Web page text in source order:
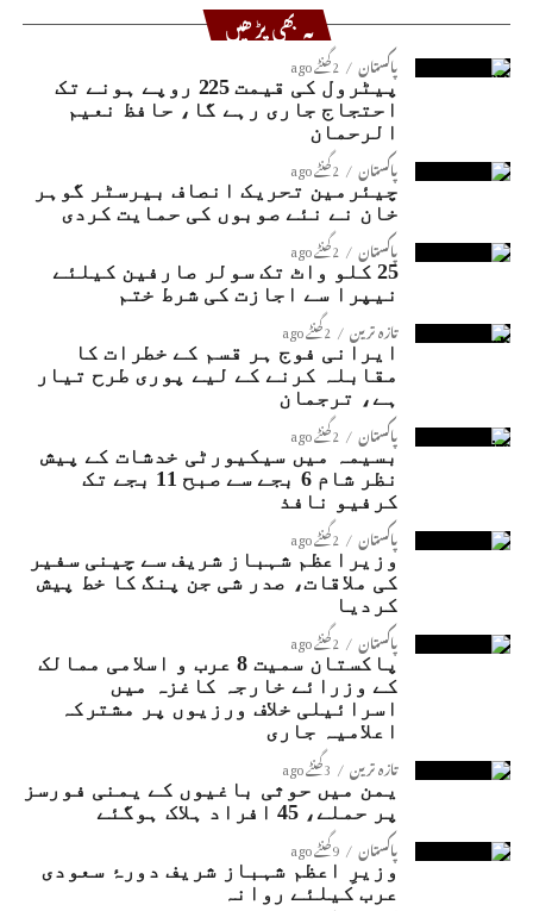
یہ بھی پڑھیں
پاکستان 2 گھنٹے ago
پیٹرول کی قیمت 225 روپے ہونے تک
احتجاج جاری رہے گا، حافظ نعیم
الرحمان
پاکستان 2 گھنٹے ago
چیئرمین تحریک انصاف بیرسٹر گوہر
خان نے نئے صوبوں کی حمایت کردی
پاکستان 2 گھنٹے ago
25 کلو واٹ تک سولر صارفین کیلئے
نیپرا سے اجازت کی شرط ختم
تازہ ترین 2 گھنٹے ago
ایرانی فوج ہر قسم کے خطرات کا
مقابلہ کرنے کے لیے پوری طرح تیار
ہے، ترجمان
پاکستان 2 گھنٹے ago
بسیمہ میں سیکیورٹی خدشات کے پیش
نظر شام 6 بجے سے صبح 11 بجے تک
کرفیو نافذ
پاکستان 2 گھنٹے ago
وزیراعظم شہباز شریف سے چینی سفیر
کی ملاقات، صدر شی جن پنگ کا خط پیش
کردیا
پاکستان 2 گھنٹے ago
پاکستان سمیت 8 عرب و اسلامی ممالک
کے وزرائے خارجہ کاغزہ میں
اسرائیلی خلاف ورزیوں پر مشترکہ
اعلامیہ جاری
تازہ ترین 3 گھنٹے ago
یمن میں حوثی باغیوں کے یمنی فورسز
پر حملے، 45 افراد ہلاک ہوگئے
پاکستان 9 گھنٹے ago
وزیرِ اعظم شہباز شریف دورۂ سعودی
عرب کیلئے روانہ